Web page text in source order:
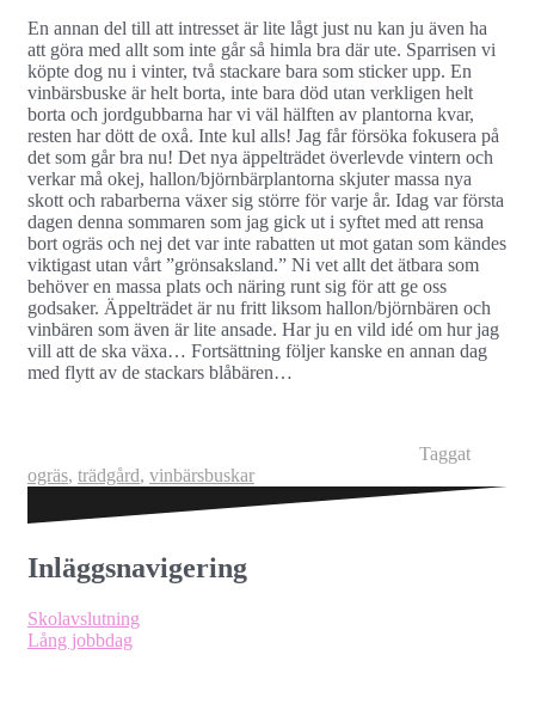
En annan del till att intresset är lite lågt just nu kan ju även ha
att göra med allt som inte går så himla bra där ute. Sparrisen vi
köpte dog nu i vinter, två stackare bara som sticker upp. En
vinbärsbuske är helt borta, inte bara död utan verkligen helt
borta och jordgubbarna har vi väl hälften av plantorna kvar,
resten har dött de oxå. Inte kul alls! Jag får försöka fokusera på
det som går bra nu! Det nya äppelträdet överlevde vintern och
verkar må okej, hallon/björnbärplantorna skjuter massa nya
skott och rabarberna växer sig större för varje år. Idag var första
dagen denna sommaren som jag gick ut i syftet med att rensa
bort ogräs och nej det var inte rabatten ut mot gatan som kändes
viktigast utan vårt ”grönsaksland.” Ni vet allt det ätbara som
behöver en massa plats och näring runt sig för att ge oss
godsaker. Äppelträdet är nu fritt liksom hallon/björnbären och
vinbären som även är lite ansade. Har ju en vild idé om hur jag
vill att de ska växa… Fortsättning följer kanske en annan dag
med flytt av de stackars blåbären…
Taggat
ogräs, trädgård, vinbärsbuskar
Inläggsnavigering
Skolavslutning
Lång jobbdag